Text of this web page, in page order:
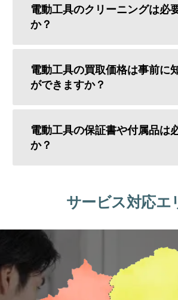
電動工具のクリーニングは必
か？
電動工具の買取価格は事前に
ができますか？
電動工具の保証書や付属品は
か？
サービス対応エ